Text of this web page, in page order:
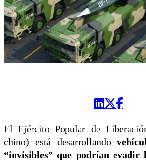
El Ejército Popular de
chino) está desarrollando
“invisibles” que podrían evadir